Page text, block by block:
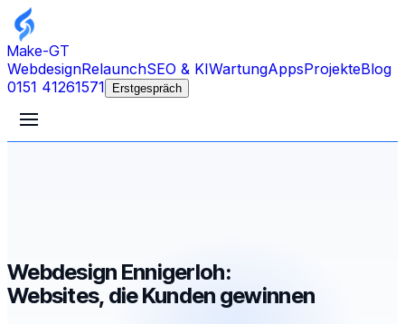
Make-GT
WebdesignRelaunchSEO & KIWartungAppsProjekteBlog
0151 41261571
Erstgespräch
Webdesign Ennigerloh:
Websites, die Kunden gewinnen